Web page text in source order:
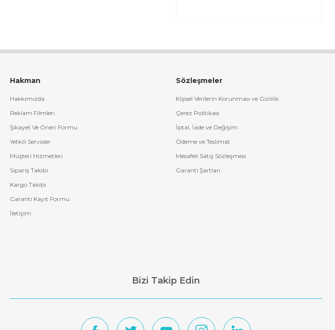
Hakman
Hakkımızda
Reklam Filmleri
Şikayet Ve Öneri Formu
Yetkili Servisler
Müşteri Hizmetleri
Sipariş Takibi
Kargo Takibi
Garanti Kayıt Formu
İletişim
Sözleşmeler
Kişisel Verilerin Korunması ve Gizlilik
Çerez Politikası
İptal, İade ve Değişim
Ödeme ve Teslimat
Mesafeli Satış Sözleşmesi
Garanti Şartları
Bizi Takip Edin